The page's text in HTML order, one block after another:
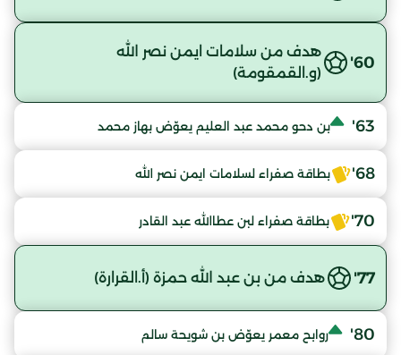
60'
هدف من سلامات ايمن نصر الله
(و.القمقومة)
63' بن دحو محمد عبد العليم يعوّض بهاز محمد
68' بطاقة صفراء لسلامات ايمن نصر الله
70' بطاقة صفراء لبن عطاالله عبد القادر
77' هدف من بن عبد الله حمزة (أ.القرارة)
80' روابح معمر يعوّض بن شويحة سالم